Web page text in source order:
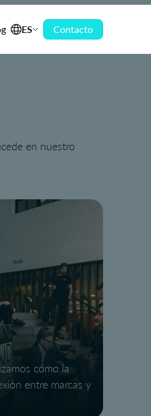
ES Contacto
en nuestro
cómo la
entre marcas y